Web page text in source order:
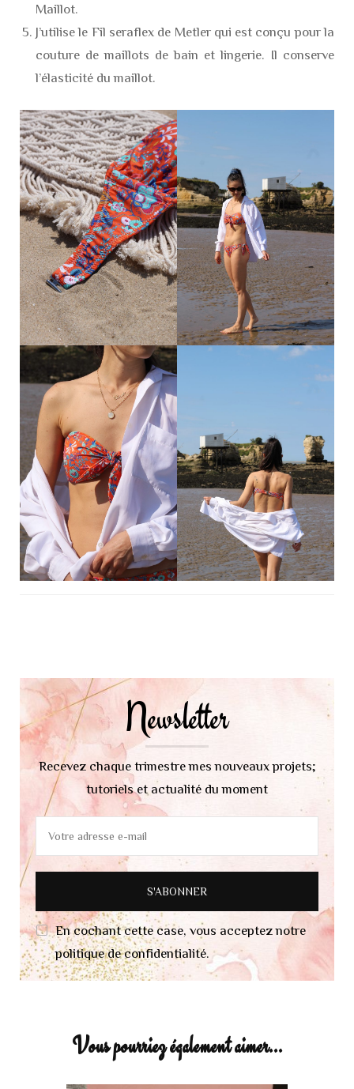
Maillot.
J’utilise le Fil seraflex de Metler qui est conçu pour la
couture de maillots de bain et lingerie. Il conserve
l’élasticité du maillot.
Newsletter
Recevez chaque trimestre mes nouveaux projets;
tutoriels et actualité du moment
En cochant cette case, vous acceptez notre
politique de confidentialité.
Vous pourriez également aimer...